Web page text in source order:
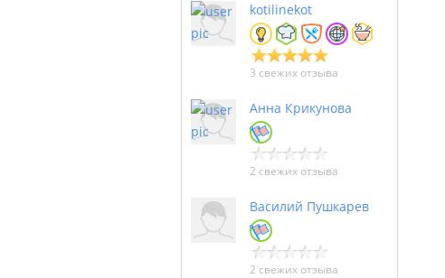
kotilinekot
3 свежих отзыва
Анна Крикунова
2 свежих отзыва
Василий Пушкарев
2 свежих отзыва